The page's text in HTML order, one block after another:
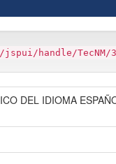
handle/TecNM/
DEL IDIOMA